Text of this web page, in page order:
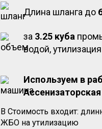
Длина шланга до
за 3.25 куба
водой,
Используем в
В Стоимость входит:
ЖБО на утилизацию